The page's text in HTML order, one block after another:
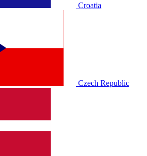
Croatia
Czech Republic